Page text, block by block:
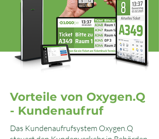
Vorteile von Oxygen.Q
- Kundenaufruf
Das Kundenaufrufsystem Oxygen.Q